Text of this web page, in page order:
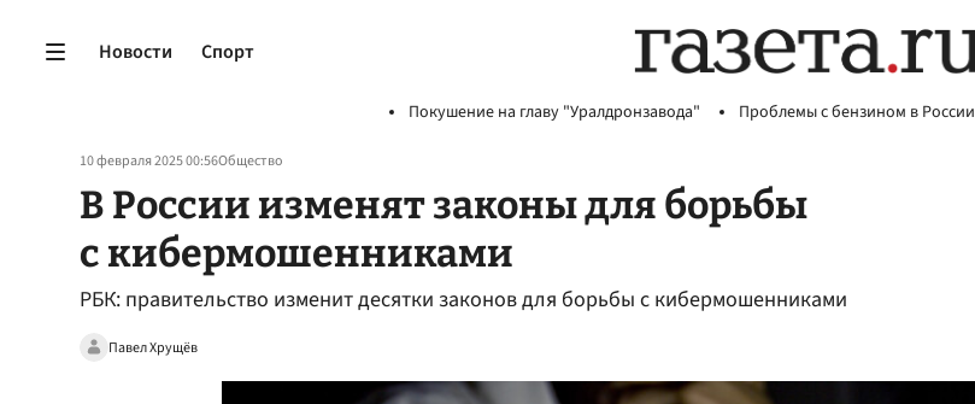
Новости Спорт
Покушение на главу "Уралдронзавода" Проблемы с бензином в России
10 февраля 2025 00:56Общество
В России изменят законы для борьбы
с кибермошенниками
РБК: правительство изменит десятки законов для борьбы с кибермошенниками
Павел Хрущёв